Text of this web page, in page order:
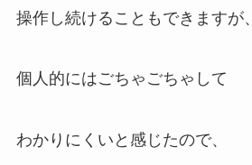
操作し続けることもできますが、
個人的にはごちゃごちゃして
わかりにくいと感じたので、